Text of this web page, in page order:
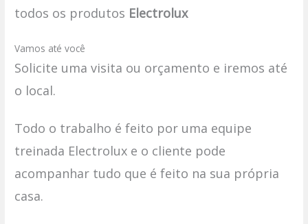
todos os produtos Electrolux
Vamos até você
Solicite uma visita ou orçamento e iremos até
o local.
Todo o trabalho é feito por uma equipe
treinada Electrolux e o cliente pode
acompanhar tudo que é feito na sua própria
casa.